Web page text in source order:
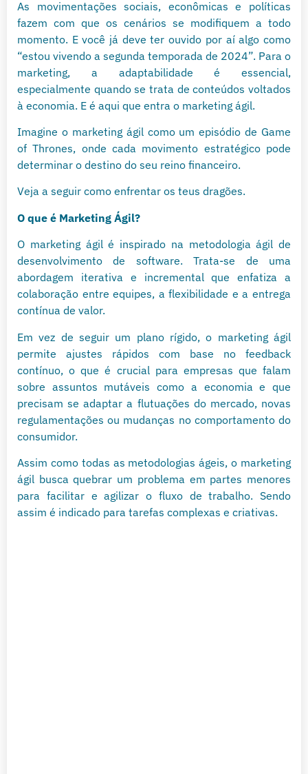
As movimentações sociais, econômicas e políticas
fazem com que os cenários se modifiquem a todo
momento. E você já deve ter ouvido por aí algo como
“estou vivendo a segunda temporada de 2024”. Para o
marketing, a adaptabilidade é essencial,
especialmente quando se trata de conteúdos voltados
à economia. E é aqui que entra o marketing ágil.
Imagine o marketing ágil como um episódio de Game
of Thrones, onde cada movimento estratégico pode
determinar o destino do seu reino financeiro.
Veja a seguir como enfrentar os teus dragões.
O que é Marketing Ágil?
O marketing ágil é inspirado na metodologia ágil de
desenvolvimento de software. Trata-se de uma
abordagem iterativa e incremental que enfatiza a
colaboração entre equipes, a flexibilidade e a entrega
contínua de valor.
Em vez de seguir um plano rígido, o marketing ágil
permite ajustes rápidos com base no feedback
contínuo, o que é crucial para empresas que falam
sobre assuntos mutáveis como a economia e que
precisam se adaptar a flutuações do mercado, novas
regulamentações ou mudanças no comportamento do
consumidor.
Assim como todas as metodologias ágeis, o marketing
ágil busca quebrar um problema em partes menores
para facilitar e agilizar o fluxo de trabalho. Sendo
assim é indicado para tarefas complexas e criativas.